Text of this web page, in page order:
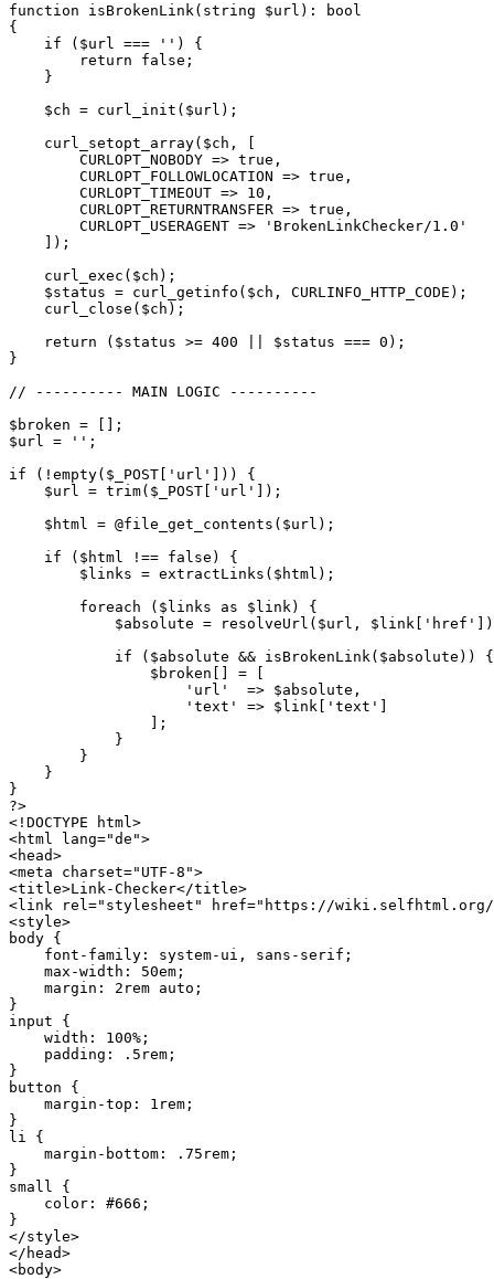
function
isBrokenLink ( string $url ) :
bool
{
if
( $url === '' )
{
return
false ;
}
$ch = curl_init ( $url );
curl_setopt_array( $ch ,
[
CURLOPT_NOBODY => true ,
CURLOPT_FOLLOWLOCATION => true ,
CURLOPT_TIMEOUT => 10 ,
CURLOPT_RETURNTRANSFER => true ,
CURLOPT_USERAGENT =>
'BrokenLinkChecker/1.0'
]);
curl_exec ( $ch );
$status = curl_getinfo ( $ch , CURLINFO_HTTP_CODE );
curl_close ( $ch );
return
( $status >= 400 $status === 0 );
}
// ---------- MAIN LOGIC ----------
$broken =
[];
$url
= '' ;
if
( ! empty( $_POST [ 'url' ]))
{
$url
= trim( $_POST [ 'url' ]);
$html
= @file_get_contents ( $url );
if
( $html !== false )
{
$links = extractLinks ( $html );
foreach
( $links as $link )
{
$absolute = resolveUrl ( $url , $link [ 'href'
if
( $absolute && isBrokenLink ( $absolute ))
{
$broken [] =
[
'url'
=> $absolute ,
'text'
=> $link [ 'text' ]
];
}
}
}
}
?>
<!DOCTYPE html>
<html lang="de">
<head>
<meta charset="UTF-8">
<title>Link-Checker</title>
<link rel="stylesheet" href="https://wiki.selfhtml.org/
<style>
body {
    font-family: system-ui, sans-serif;
    max-width: 50em;
    margin: 2rem auto;
}
input {
    width: 100%;
    padding: .5rem;
}
button {
    margin-top: 1rem;
}
li {
    margin-bottom: .75rem;
}
small {
    color: #666;
}
</style>
</head>
<body>